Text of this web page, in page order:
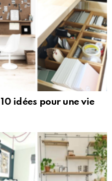
idées pour une vie